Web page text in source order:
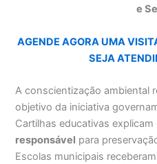
e
AGENDE AGORA UMA
SEJA
A conscientização ambiental
objetivo da iniciativa
Cartilhas educativas
responsável para
Escolas municipais